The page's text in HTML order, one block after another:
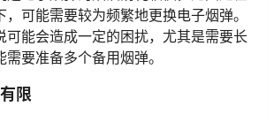
可能需要较为频繁地更换电子烟弹。
可能会造成一定的困扰，尤其是需要长
要准备多个备用烟弹。
限